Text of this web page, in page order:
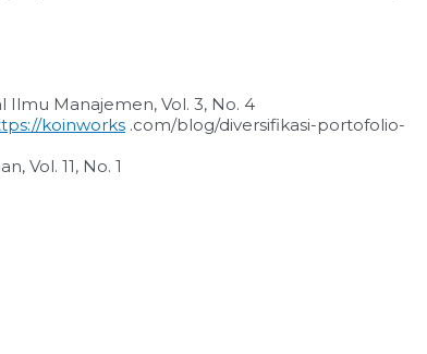
Manajemen, Vol. 3, No. 4
koinworks .com/blog/diversifikasi-portofolio-
Vol. 11, No. 1